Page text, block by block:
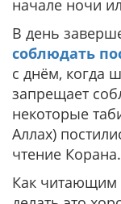
начале ночи
В день
соблюдать
с днём, когда
запрещает
некоторые
Аллах)
чтение Корана.
Как читающим